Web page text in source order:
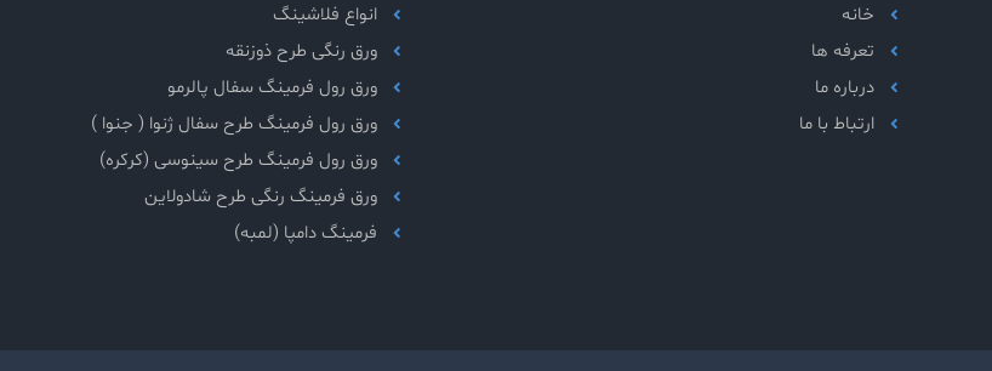
خانه
تعرفه ها
درباره ما
ارتباط با ما
انواع فلاشینگ
ورق رنگی طرح ذوزنقه
ورق رول فرمینگ سفال پالرمو
ورق رول فرمینگ طرح سفال ژنوا ( جنوا )
ورق رول فرمینگ طرح سینوسی (کرکره)
ورق فرمینگ رنگی طرح شادولاین
فرمینگ دامپا (لمبه)